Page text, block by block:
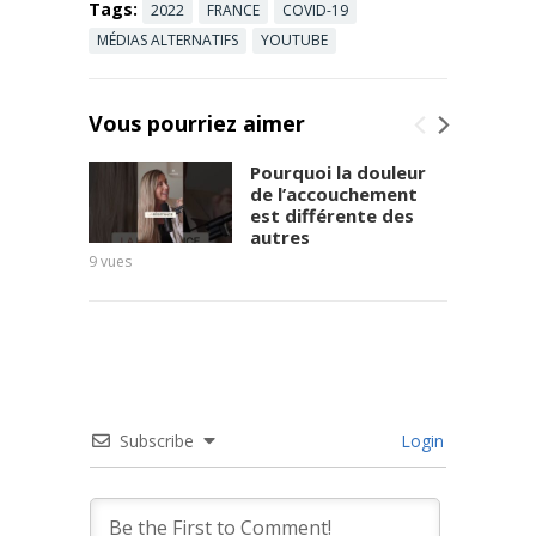
et professeu
r des
Read more
Tags: 2022 FRANCE
COVID-19
MÉDIAS ALTERNATIFS
YOUTUBE
Vous pourriez aimer
Pourquoi la douleur
de l’accouchement
est différente des
autres
9vues
Subscribe Login